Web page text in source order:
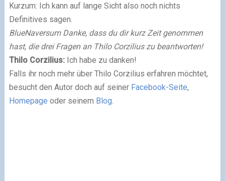
Kurzum: Ich kann auf lange Sicht also noch nichts
Definitives sagen.
BlueNaversum Danke, dass du dir kurz Zeit genommen
hast, die drei Fragen an Thilo Corzilius zu beantworten!
Thilo Corzilius:Ich habe zu danken!
Falls ihr noch mehr über Thilo Corzilius erfahren möchtet,
besucht den Autor doch auf seiner Facebook-Seite,
Homepage oder seinem Blog